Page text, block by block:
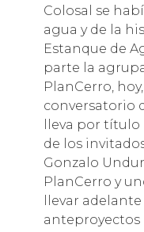
Colosal se
agua y de la
Estanque de
parte la
PlanCerro,
conversatorio
lleva por
de los
Gonzalo
PlanCerro y
llevar
anteproyectos